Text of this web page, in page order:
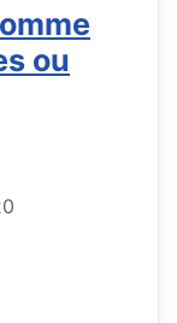
ou